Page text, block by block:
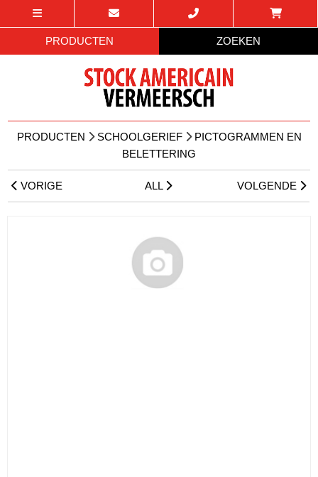
PRODUCTEN ZOEKEN
PRODUCTEN SCHOOLGERIEF
PICTOGRAMMEN EN
BELETTERING
VORIGE ALL VOLGENDE